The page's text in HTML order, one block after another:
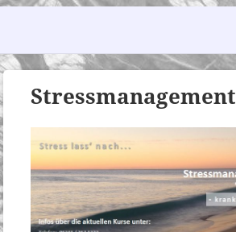
Stressmanagement